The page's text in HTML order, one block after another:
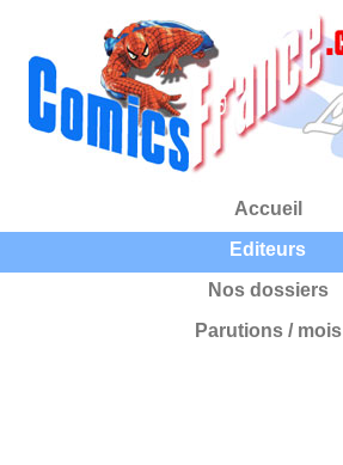
Accueil
Editeurs
Nos dossiers
Parutions / mois